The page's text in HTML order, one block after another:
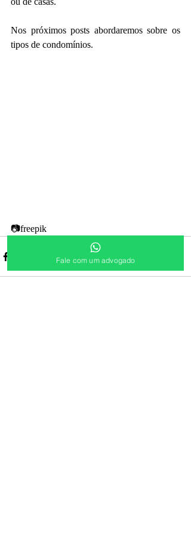
Nos próximos posts abordaremos sobre os
tipos de condomínios.
📷freepik
Fale com um advogado